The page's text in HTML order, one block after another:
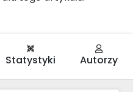
Statystyki Autorzy